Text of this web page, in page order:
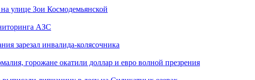
улице Зои Космодемьянской
АЗС
зарезал инвалида-колясочника
горожане окатили доллар и евро волной презрения